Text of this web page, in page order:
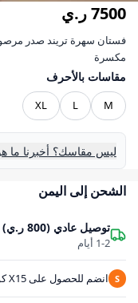
7500 ر.ي
فستان سهرة تريند صدر
مكسرة
مقاسات بالأحرف
M
L
XL
ليس مقاسك؟ أخبرنا
الشحن إلى اليمن
توصيل عادي (800 ر.ي)
1-2 أيام
S انضم للحصول على X15 كوبونات شحن (بقيمة 450.00#)